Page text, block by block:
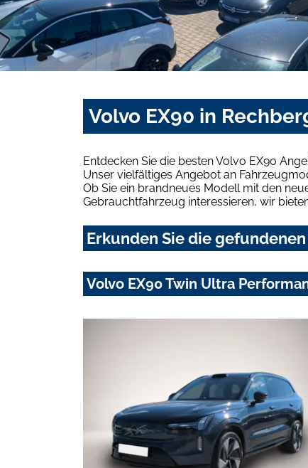
Volvo EX90 in
Entdecken Sie die besten Volvo EX90
Unser vielfältiges Angebot an
Ob Sie ein brandneues Modell mit den
Gebrauchtfahrzeug interessieren, wir
Erkunden Sie die
Volvo EX90 Twin Ultra